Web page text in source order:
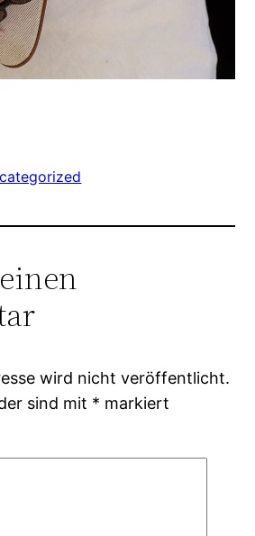
wird nicht veröffentlicht.
sind mit * markiert